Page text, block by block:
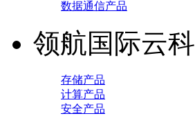
数据通信产品
领航国际云科
存储产品
计算产品
安全产品